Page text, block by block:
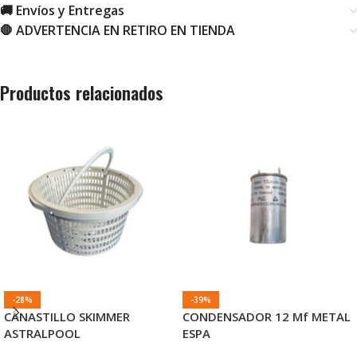
🚚 Envíos y Entregas
🛑 ADVERTENCIA EN RETIRO EN TIENDA
Productos relacionados
-28%
CANASTILLO SKIMMER
ASTRALPOOL
-39%
CONDENSADOR 12 Mf METAL
ESPA